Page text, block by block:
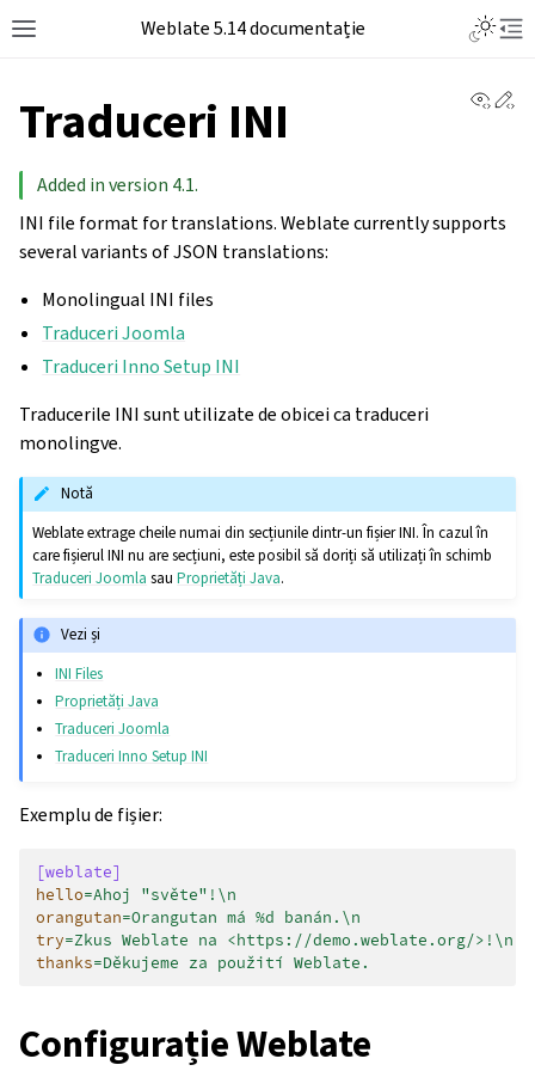
Weblate 5.14 documentație
Traduceri INI
Added in version 4.1.
INI file format for translations. Weblate currently supports
several variants of JSON translations:
Monolingual INI files
Traduceri Joomla
Traduceri Inno Setup INI
Traducerile INI sunt utilizate de obicei ca traduceri
monolingve.
Notă
Weblate extrage cheile numai din secțiunile dintr-un fișier INI. În cazul în
care fișierul INI nu are secțiuni, este posibil să doriți să utilizați în schimb
Traduceri Joomla sauProprietăți Java.
Vezi și
INI Files
Proprietăți Java
Traduceri Joomla
Traduceri Inno Setup INI
Exemplu de fișier:
[weblate]
hello=Ahoj "světe"!\n
orangutan=Orangutan má %d banán.\n
try=Zkus Weblate na <https://demo.weblate.org/>!\n
thanks=Děkujeme za použití Weblate.
Configurație Weblate